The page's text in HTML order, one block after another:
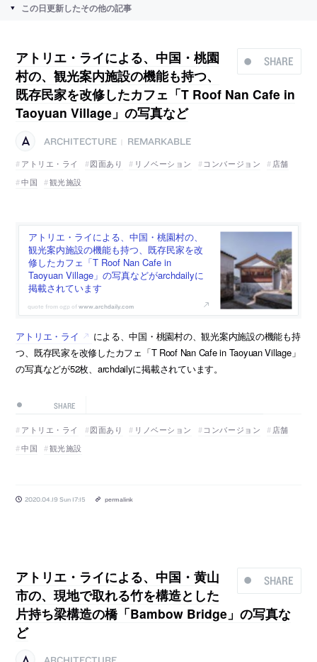
この日更新したその他の記事
SHARE
アトリエ・ライによる、中国・桃園
村の、観光案内施設の機能も持つ、
既存民家を改修したカフェ「T Roof Nan Cafe in
Taoyuan Village」の写真など
ARCHITECTURE
REMARKABLE
アトリエ・ライ
図面あり リノベーション コンバージョン
店舗
中国
観光施設
アトリエ・ライによる、中国・桃園村の、
観光案内施設の機能も持つ、既存民家を改
修したカフェ「T Roof Nan Cafe in
Taoyuan Village」の写真などがarchdailyに
掲載されています
www.archdaily.com
アトリエ・ライ
による、中国・桃園村の、観光案内施設の機能も持
つ、既存民家を改修したカフェ「T Roof Nan Cafe in Taoyuan Village」
の写真などが52枚、archdailyに掲載されています。
SHARE
アトリエ・ライ 図面あり リノベーション コンバージョン
店舗
中国
観光施設
2020.04.19 Sun 17:15 permalink
SHARE
アトリエ・ライによる、中国・黄山
市の、現地で取れる竹を構造とした
片持ち梁構造の橋「Bambow Bridge」の写真な
ど